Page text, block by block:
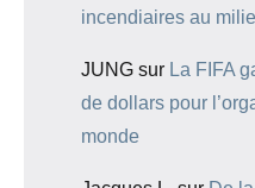
incendiaires au
JUNG sur La FIFA
de dollars pour
monde